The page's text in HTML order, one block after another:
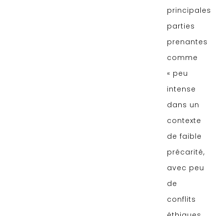
principales
parties
prenantes
comme
« peu
intense
dans un
contexte
de faible
précarité,
avec peu
de
conflits